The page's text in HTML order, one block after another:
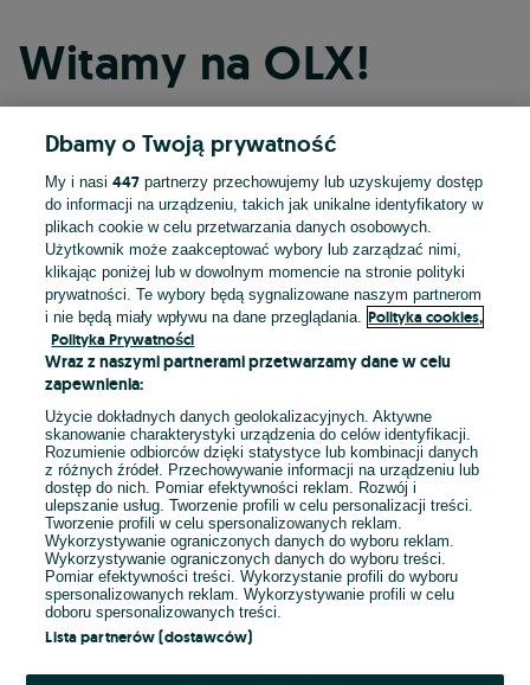
Witamy na OLX!
Kontynuuj przez Facebooka
Kontynuuj przez konto Apple
Kontynuuj przez konto Google
LUB
E-mail
Hasło
Dbamy o Twoją prywatność
My i nasi447 partnerzy przechowujemy lub uzyskujemy dostęp
do informacji na urządzeniu, takich jak unikalne identyfikatory w
plikach cookie w celu przetwarzania danych osobowych.
Użytkownik może zaakceptować wybory lub zarządzać nimi,
klikając poniżej lub w dowolnym momencie na stronie polityki
prywatności. Te wybory będą sygnalizowane naszym partnerom
i nie będą miały wpływu na dane przeglądania.
Polityka cookies,
Polityka Prywatności
Wraz z naszymi partnerami przetwarzamy dane w celu
zapewnienia:
Użycie dokładnych danych geolokalizacyjnych. Aktywne
skanowanie charakterystyki urządzenia do celów identyfikacji.
Rozumienie odbiorców dzięki statystyce lub kombinacji danych
z różnych źródeł. Przechowywanie informacji na urządzeniu lub
dostęp do nich. Pomiar efektywności reklam. Rozwój i
ulepszanie usług. Tworzenie profili w celu personalizacji treści.
Tworzenie profili w celu spersonalizowanych reklam.
Wykorzystywanie ograniczonych danych do wyboru reklam.
Wykorzystywanie ograniczonych danych do wyboru treści.
Pomiar efektywności treści. Wykorzystanie profili do wyboru
spersonalizowanych reklam. Wykorzystywanie profili w celu
doboru spersonalizowanych treści.
Lista partnerów (dostawców)